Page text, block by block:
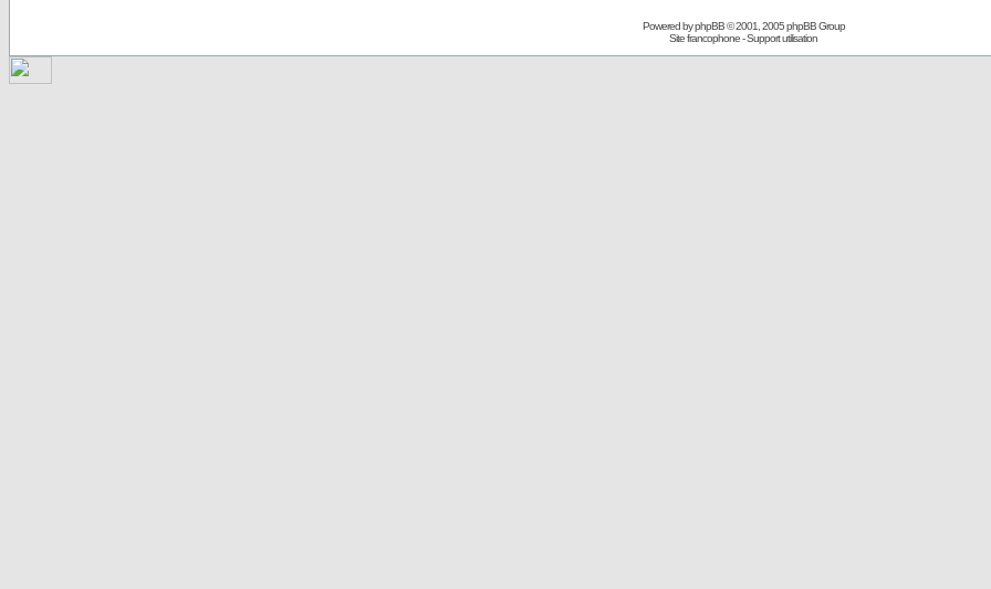
Powered byphpBB© 2001, 2005 phpBB Group
Site francophone-Support utilisation